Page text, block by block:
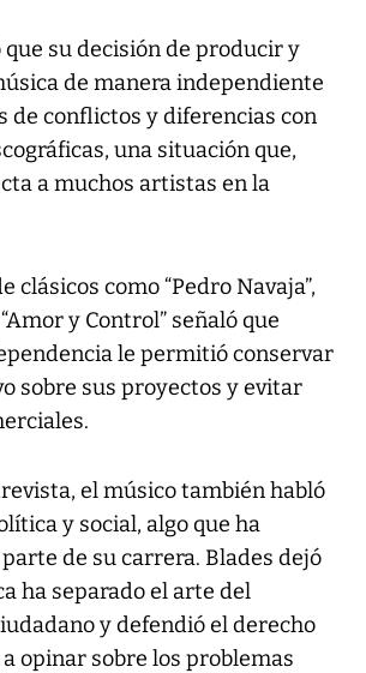
que su decisión de producir y
de manera independiente
de conflictos y diferencias con
una situación que,
a muchos artistas en la
clásicos como “Pedro Navaja”,
y Control” señaló que
le permitió conservar
sobre sus proyectos y evitar
el músico también habló
y social, algo que ha
de su carrera. Blades dejó
ha separado el arte del
y defendió el derecho
opinar sobre los problemas